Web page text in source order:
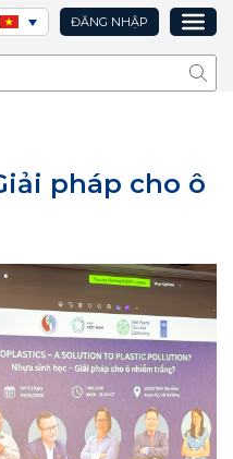
ĐĂNG NHẬP
Tìm
pháp cho ô